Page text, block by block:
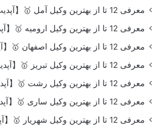
معرفی 12 تا از بهترین وکیل آمل 🥇【آپدیت جدید】⚖️
معرفی 12 تا از بهترین وکیل ارومیه 🥇【آپدیت جدید】⚖️
معرفی 12 تا از بهترین وکیل اصفهان 🥇【آپدیت جدید】⚖️
معرفی 12 تا از بهترین وکیل تبریز 🥇【آپدیت جدید】⚖️
معرفی 12 تا از بهترین وکیل رشت 🥇【آپدیت جدید】⚖️
معرفی 12 تا از بهترین وکیل ساری 🥇【آپدیت جدید】⚖️
معرفی 12 تا از بهترین وکیل شهریار 🥇【آپدیت جدید】⚖️